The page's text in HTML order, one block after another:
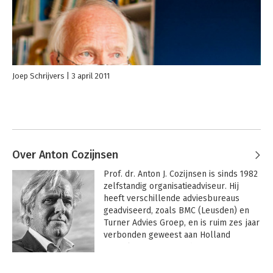
Joep Schrijvers 3 april 2011
Over Anton Cozijnsen
Prof. dr. Anton J. Cozijnsen is sinds 1982
zelfstandig organisatieadviseur. Hij
heeft verschillende adviesbureaus
geadviseerd, zoals BMC (Leusden) en
Turner Advies Groep, en is ruim zes jaar
verbonden geweest aan Holland